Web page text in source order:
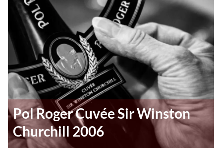
Pol Roger Cuvée Sir Winston
Churchill 2006